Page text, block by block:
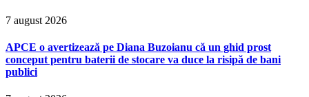
7 august 2026
APCE o avertizează pe Diana Buzoianu că un ghid prost
conceput pentru baterii de stocare va duce la risipă de bani
publici